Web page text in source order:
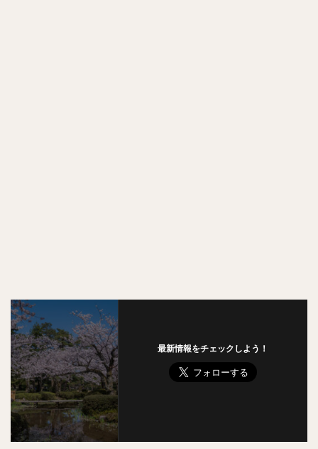
最新情報をチェックしよう！